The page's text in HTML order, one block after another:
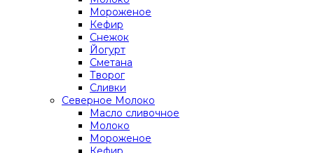
Мороженое
Кефир
Снежок
Йогурт
Сметана
Творог
Сливки
Северное Молоко
Масло сливочное
Молоко
Мороженое